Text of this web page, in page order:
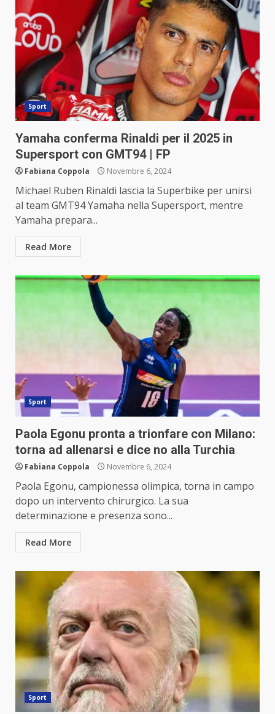
Sport
Yamaha conferma Rinaldi per il 2025 in
Supersport con GMT94 | FP
Fabiana Coppola Novembre 6, 2024
Michael Ruben Rinaldi lascia la Superbike per unirsi
al team GMT94 Yamaha nella Supersport, mentre
Yamaha prepara...
Read More
Sport
Paola Egonu pronta a trionfare con Milano:
torna ad allenarsi e dice no alla Turchia
Fabiana Coppola Novembre 6, 2024
Paola Egonu, campionessa olimpica, torna in campo
dopo un intervento chirurgico. La sua
determinazione e presenza sono...
Read More
Sport